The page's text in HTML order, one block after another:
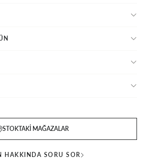
STOKTAKI MAĞAZALAR
HAKKINDA SORU SOR